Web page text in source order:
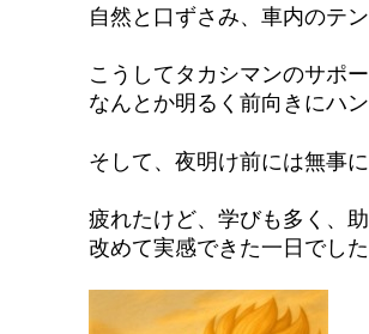
自然と口ずさみ、車内のテ
こうしてタカシマンのサポ
なんとか明るく前向きにハ
そして、夜明け前には無事
疲れたけど、学びも多く、
改めて実感できた一日でした